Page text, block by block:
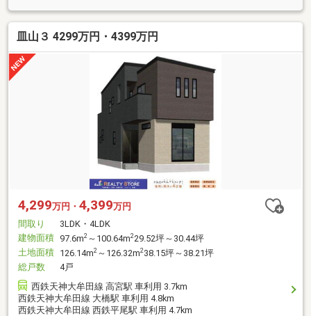
皿山３ 4299万円・4399万円
4,299万円・ 4,399万円
間取り
3LDK・4LDK
建物面積 97.6m2 ～100.64m229.52坪～30.44坪
土地面積 126.14m2 ～126.32m238.15坪～38.21坪
総戸数
4戸
西鉄天神大牟田線 高宮駅 車利用 3.7km
西鉄天神大牟田線 大橋駅 車利用 4.8km
西鉄天神大牟田線 西鉄平尾駅 車利用 4.7km